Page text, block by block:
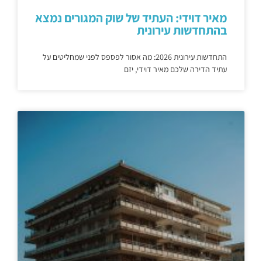
מאיר דוידי: העתיד של שוק המגורים נמצא
בהתחדשות עירונית
התחדשות עירונית 2026: מה אסור לפספס לפני שמחליטים על
עתיד הדירה שלכם מאיר דוידי, יזם